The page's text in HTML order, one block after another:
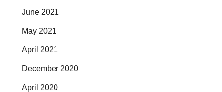
June 2021
May 2021
April 2021
December 2020
April 2020